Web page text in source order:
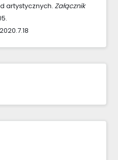
artystycznych. Załącznik